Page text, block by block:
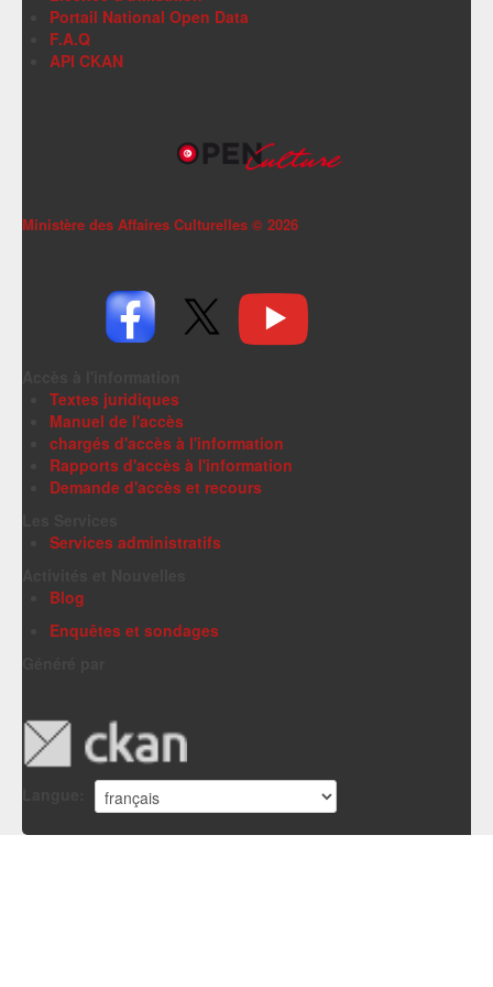
Portail National Open Data
F.A.Q
API CKAN
Ministère des Affaires Culturelles © 2026
Textes juridiques
Manuel de l'accès
chargés d'accès à l'information
Rapports d'accès à l'information
Demande d'accès et recours
Services administratifs
Blog
Enquêtes et sondages